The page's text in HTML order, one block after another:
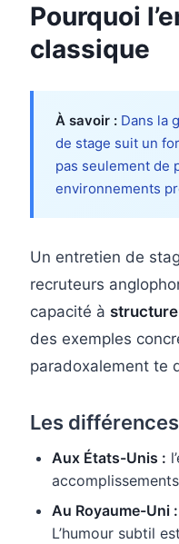
Pourquoi
classique
À savoir : Dans la
de stage suit un
pas seulement de
environnements
Un entretien de
recruteurs
capacité à
des exemples
paradoxalement te
Les
Aux États-Unis :
Au Royaume-Uni :
L’humour subtil